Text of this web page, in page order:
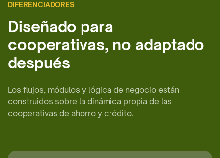
DIFERENCIADORES
Diseñado para
cooperativas, no adaptado
después
Los flujos, módulos y lógica de negocio están
construidos sobre la dinámica propia de las
cooperativas de ahorro y crédito.